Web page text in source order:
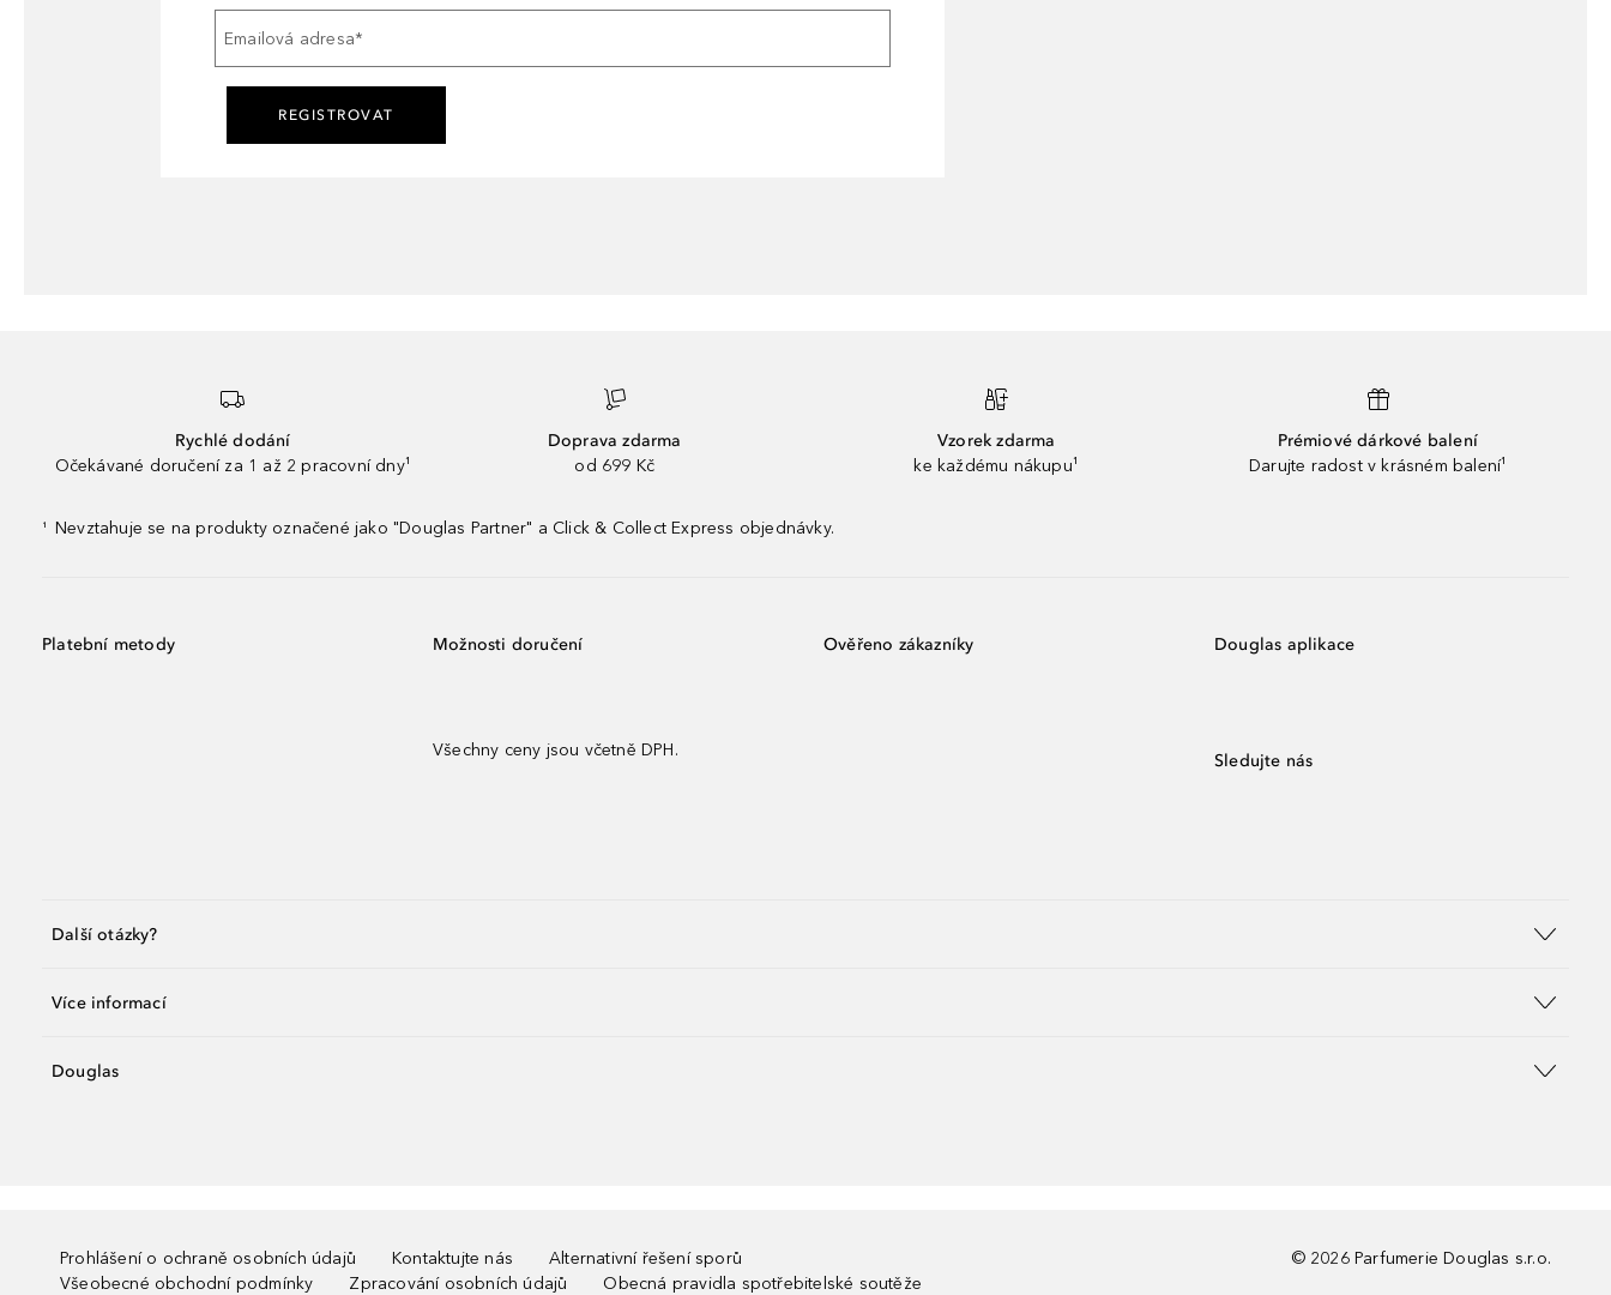
Emailová adresa*
REGISTROVAT
Rychlé dodání
Očekávané doručení za 1 až 2 pracovní dny¹
Doprava zdarma
od 699 Kč
Vzorek zdarma
ke každému nákupu¹
Prémiové dárkové balení
Darujte radost v krásném balení¹
¹ Nevztahuje se na produkty označené jako "Douglas Partner" a Click & Collect Express objednávky.
Platební metody Možnosti doručení
Všechny ceny jsou včetně DPH.
Ověřeno zákazníky Douglas aplikace
Sledujte nás
Další otázky?
Více informací
Douglas
Prohlášení o ochraně osobních údajů Kontaktujte nás
Alternativní řešení sporů
Všeobecné obchodní podmínky
Zpracování osobních údajů
Obecná pravidla spotřebitelské soutěže
© 2026 Parfumerie Douglas s.r.o.